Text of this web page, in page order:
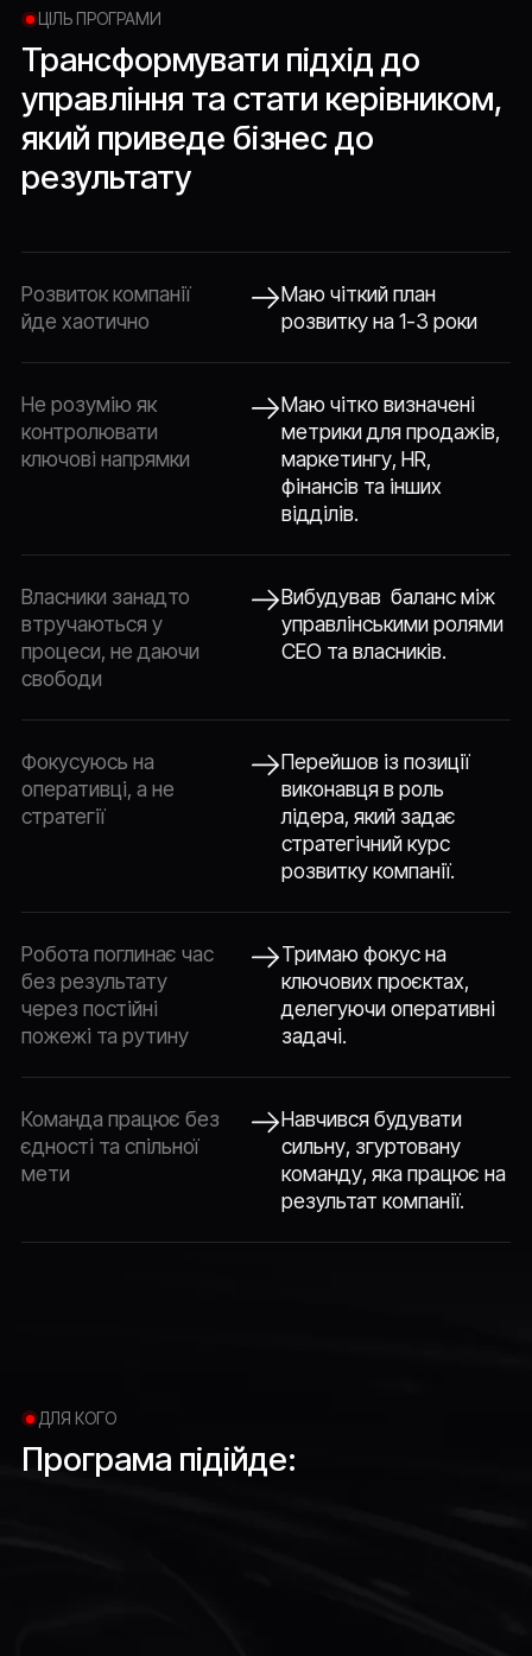
ЦІЛЬ ПРОГРАМИ
Трансформувати підхід до
управління та стати керівником,
який приведе бізнес до
результату
Розвиток компанії
йде хаотично
Маю чіткий план
розвитку на 1-3 роки
Не розумію як
контролювати
ключові напрямки
Маю чітко визначені
метрики для продажів,
маркетингу, HR,
фінансів та інших
відділів.
Власники занадто
втручаються у
процеси, не даючи
свободи
Вибудував баланс між
управлінськими ролями
СЕО та власників.
Фокусуюсь на
оперативці, а не
стратегії
Перейшов із позиції
виконавця в роль
лідера, який задає
стратегічний курс
розвитку компанії.
Робота поглинає час
без результату
через постійні
пожежі та рутину
Тримаю фокус на
ключових проєктах,
делегуючи оперативні
задачі.
Команда працює без
єдності та спільної
мети
Навчився будувати
сильну, згуртовану
команду, яка працює на
результат компанії.
ДЛЯ КОГО
Програма підійде: